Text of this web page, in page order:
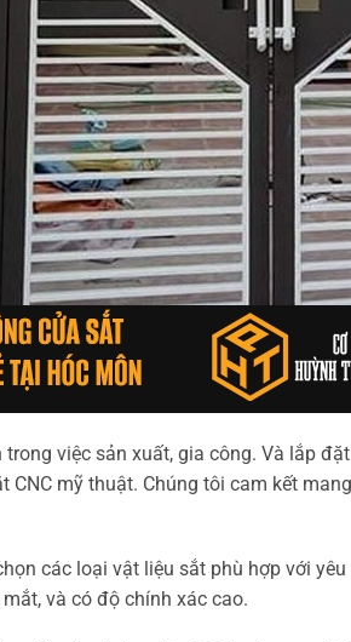
việc sản xuất, gia công. Và lắp
CNC mỹ thuật. Chúng tôi cam kết
các loại vật liệu sắt phù hợp với
và có độ chính xác cao.